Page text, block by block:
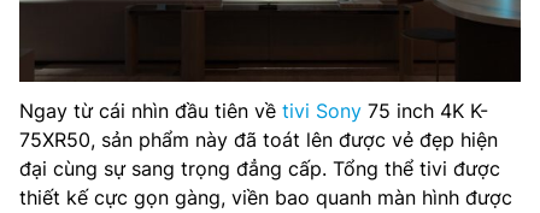
Ngay từ cái nhìn đầu tiên về tivi Sony 75 inch 4K K-
75XR50, sản phẩm này đã toát lên được vẻ đẹp hiện
đại cùng sự sang trọng đẳng cấp. Tổng thể tivi được
thiết kế cực gọn gàng, viền bao quanh màn hình được